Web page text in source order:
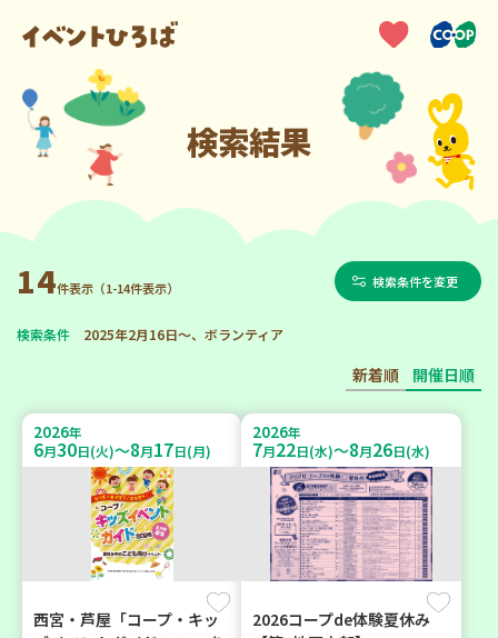
検索結果
14件表示（1-14件表示） 検索条件を変更
検索条件 2025年2月16日～、ボランティア
新着順 開催日順
2026年
6月30日(火)～8月17日(月)
西宮・芦屋「コープ・キッ
2026年
7月22日(水)～8月26日(水)
2026コープde体験夏休み